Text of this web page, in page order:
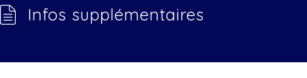
Infos supplémentaires